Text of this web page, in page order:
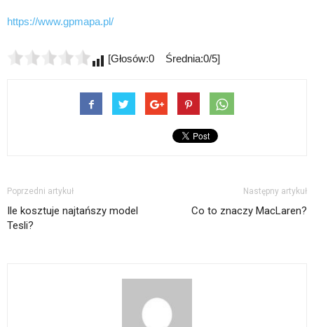
https://www.gpmapa.pl/
[Głosów:0 Średnia:0/5]
Poprzedni artykuł
Ile kosztuje najtańszy model
Tesli?
Następny artykuł
Co to znaczy MacLaren?